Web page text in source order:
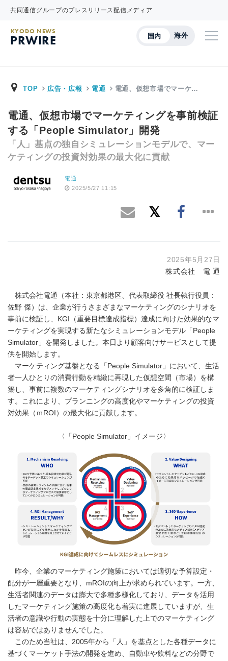
共同通信グループのプレスリリース配信メディア
国内 海外
KYODO NEWS
PRWIRE
TOP 広告・広報 電通 電通、仮想市場でマーケ…
電通、仮想市場でマーケティングを事前検証
する「People Simulator」開発
「人」基点の独自シミュレーションモデルで、マー
ケティングの投資対効果の最大化に貢献
電通
2025/5/27 11:15
2025年5月27日
株式会社 電 通
株式会社電通（本社：東京都港区、代表取締役 社長執行役員：
佐野 傑）は、企業が行うさまざまなマーケティングのシナリオを
事前に検証し、KGI（重要目標達成指標）達成に向けた効果的なマ
ーケティングを実現する新たなシミュレーションモデル「People
Simulator」を開発しました。本日より顧客向けサービスとして提
供を開始します。
マーケティング基盤となる「People Simulator」において、生活
者一人ひとりの消費行動を精緻に再現した仮想空間（市場）を構
築し、事前に複数のマーケティングシナリオを多角的に検証しま
す。これにより、プランニングの高度化やマーケティングの投資
対効果（ｍROI）の最大化に貢献します。
〈「People Simulator」イメージ〉
昨今、企業のマーケティング施策においては適切な予算設定・
配分が一層重要となり、mROIの向上が求められています。一方、
生活者関連のデータは膨大で多種多様化しており、データを活用
したマーケティング施策の高度化も着実に進展していますが、生
活者の意識や行動の実態を十分に理解した上でのマーケティング
は容易ではありませんでした。
このため当社は、2005年から「人」を基点とした各種データに
基づくマーケット手法の開発を進め、自動車や飲料などの分野で